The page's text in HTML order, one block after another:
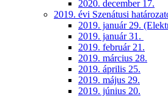
2020. december 17.
2019. évi Szenátusi
2019. január 29.
2019. január 31.
2019. február 21.
2019. március 28.
2019. április 25.
2019. május 29.
2019. június 20.